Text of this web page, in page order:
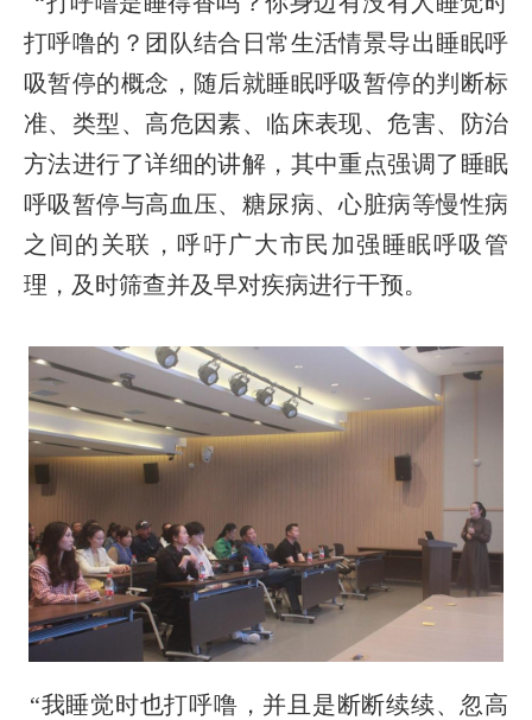
打呼噜的？团队结合日常生活情景导出睡眠呼
吸暂停的概念，随后就睡眠呼吸暂停的判断标
准、类型、高危因素、临床表现、危害、防治
方法进行了详细的讲解，其中重点强调了睡眠
呼吸暂停与高血压、糖尿病、心脏病等慢性病
之间的关联，呼吁广大市民加强睡眠呼吸管
理，及时筛查并及早对疾病进行干预。
“我睡觉时也打呼噜，并且是断断续续、忽高